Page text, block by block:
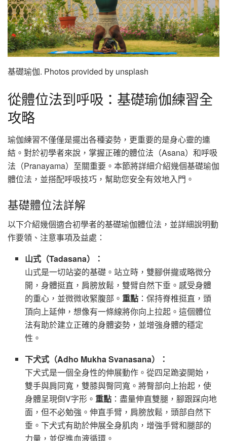
基礎瑜伽. Photos provided by unsplash
從體位法到呼吸：基礎瑜伽練習全
攻略
瑜伽練習不僅僅是擺出各種姿勢，更重要的是身心靈的連
結。對於初學者來說，掌握正確的體位法（Asana）和呼吸
法（Pranayama）至關重要。本節將詳細介紹幾個基礎瑜伽
體位法，並搭配呼吸技巧，幫助您安全有效地入門。
基礎體位法詳解
以下介紹幾個適合初學者的基礎瑜伽體位法，並詳細說明動
作要領、注意事項及益處：
山式（Tadasana）：
山式是一切站姿的基礎。站立時，雙腳併攏或略微分
開，身體挺直，肩膀放鬆，雙臂自然下垂。感受身體
的重心，並微微收緊腹部。 重點 ：保持脊椎挺直，頭
頂向上延伸，想像有一條線將你向上拉起。這個體位
法有助於建立正確的身體姿勢，並增強身體的穩定
性。
下犬式（Adho Mukha Svanasana）：
下犬式是一個全身性的伸展動作。從四足跪姿開始，
雙手與肩同寬，雙膝與臀同寬。將臀部向上抬起，使
身體呈現倒V字形。 重點 ：盡量伸直雙腿，腳跟踩向地
面，但不必勉強。伸直手臂，肩膀放鬆，頭部自然下
垂。下犬式有助於伸展全身肌肉，增強手臂和腿部的
力量，並促進血液循環。